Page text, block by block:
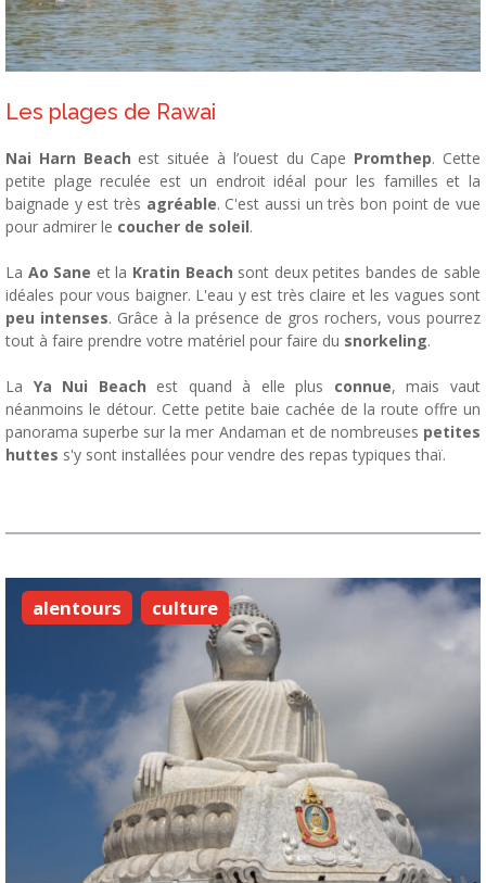
Les plages de Rawai
Nai Harn Beach est située à l’ouest du Cape Promthep. Cette
petite plage reculée est un endroit idéal pour les familles et la
baignade y est très agréable. C'est aussi un très bon point de vue
pour admirer le coucher de soleil.
La Ao Sane et la Kratin Beach sont deux petites bandes de sable
idéales pour vous baigner. L'eau y est très claire et les vagues sont
peu intenses. Grâce à la présence de gros rochers, vous pourrez
tout à faire prendre votre matériel pour faire du snorkeling.
La Ya Nui Beach est quand à elle plus connue, mais vaut
néanmoins le détour. Cette petite baie cachée de la route offre un
panorama superbe sur la mer Andaman et de nombreuses petites
huttes s'y sont installées pour vendre des repas typiques thaï.
alentours culture